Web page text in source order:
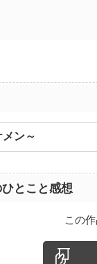
メン～
とこと感想
この